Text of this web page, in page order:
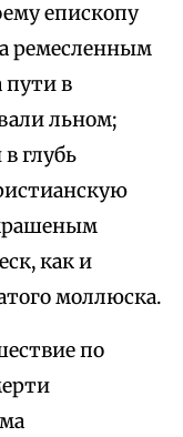
епископу
ремесленным
пути в
льном;
глубь
как и
моллюска.
по